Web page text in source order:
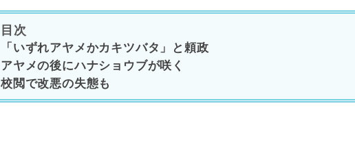
目次
「いずれアヤメかカキツバタ」と頼政
アヤメの後にハナショウブが咲く
校閲で改悪の失態も